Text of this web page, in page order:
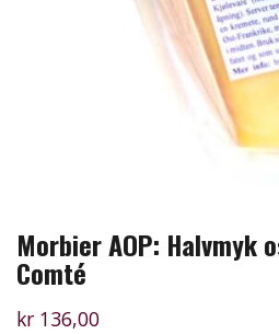
Morbier AOP: Halvmyk
Comté
kr 136,00